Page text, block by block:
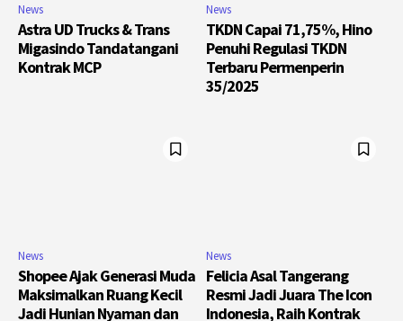
News
Astra UD Trucks & Trans
Migasindo Tandatangani
Kontrak MCP
News
TKDN Capai 71,75%, Hino
Penuhi Regulasi TKDN
Terbaru Permenperin
35/2025
News
Shopee Ajak Generasi Muda
Maksimalkan Ruang Kecil
Jadi Hunian Nyaman dan
News
Felicia Asal Tangerang
Resmi Jadi Juara The Icon
Indonesia, Raih Kontrak